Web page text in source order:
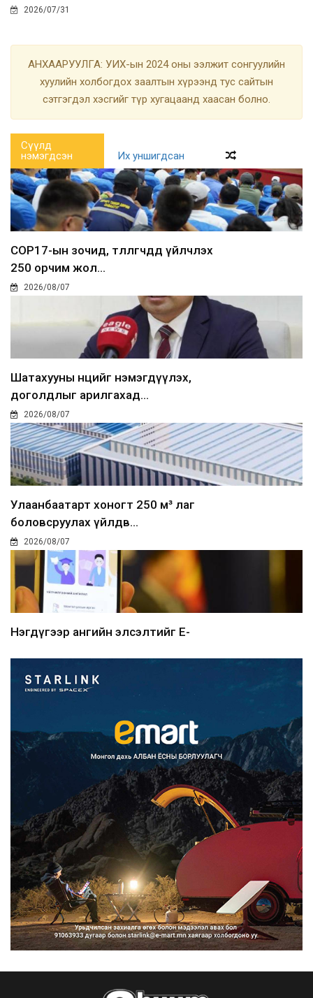
2026/07/31
АНХААРУУЛГА: УИХ-ын 2024 оны ээлжит сонгуулийн
хуулийн холбогдох заалтын хүрээнд тус сайтын
сэтгэгдэл хэсгийг түр хугацаанд хаасан болно.
Сүүлд
нэмэгдсэн
Их уншигдсан
COP17-ын зочид, төлөөлөгчдөд үйлчлэх
250 орчим жол...
2026/08/07
Шатахууны нөөцийг нэмэгдүүлэх,
доголдлыг арилгахад...
2026/08/07
Улаанбаатарт хоногт 250 м³ лаг
боловсруулах үйлдв...
2026/08/07
Нэгдүгээр ангийн элсэлтийг E-
Францад иргэд рүү зөвшөөрөлгүй
сурталчилгааны дууд...
2026/08/07
Нийтийн тээврийн Ч:19А чиглэлийн
замналд түр хугац...
2026/08/07